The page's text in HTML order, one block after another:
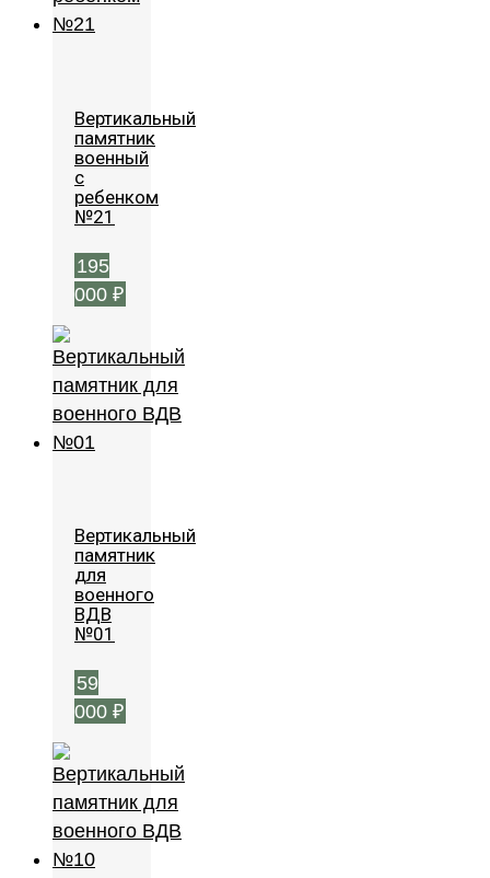
Вертикальный
памятник
военный
с
ребенком
№21
195
000 ₽
Вертикальный
памятник
для
военного
ВДВ
№01
59
000 ₽